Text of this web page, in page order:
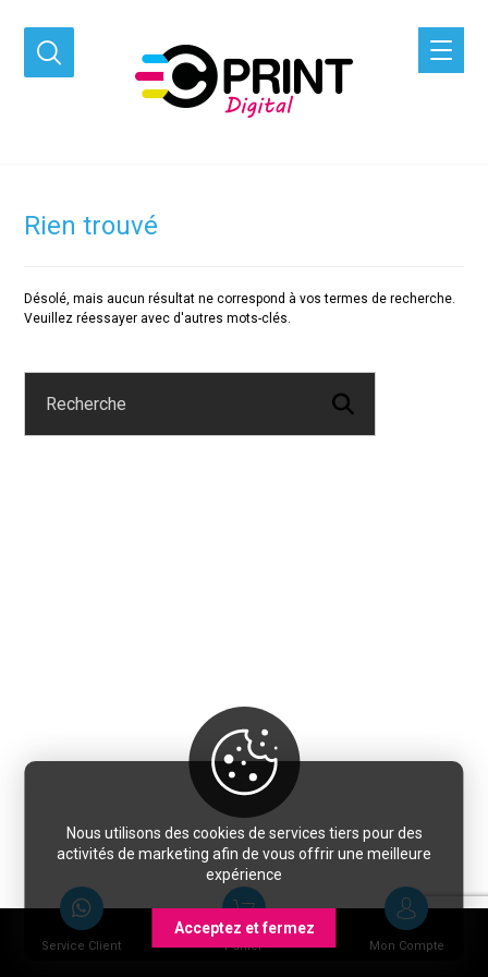
Rien trouvé
Désolé, mais aucun résultat ne correspond à vos termes de recherche.
Veuillez réessayer avec d'autres mots-clés.
Service Client Panier Mon Compte
Nous utilisons des cookies de services tiers pour des
activités de marketing afin de vous offrir une meilleure
expérience
Acceptez et fermez